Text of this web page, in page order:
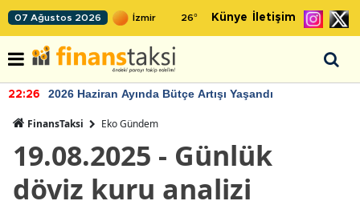
07 Ağustos 2026 26° Künye İletişim
22:26 2026 Haziran Ayında Bütçe Artışı Yaşandı
FinansTaksi Eko Gündem
19.08.2025 - Günlük
döviz kuru analizi